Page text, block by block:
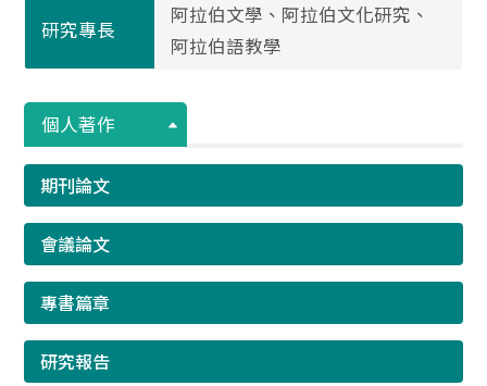
研究專長
阿拉伯文學、阿拉伯文化研究、
阿拉伯語教學
個人著作
期刊論文
會議論文
專書篇章
研究報告